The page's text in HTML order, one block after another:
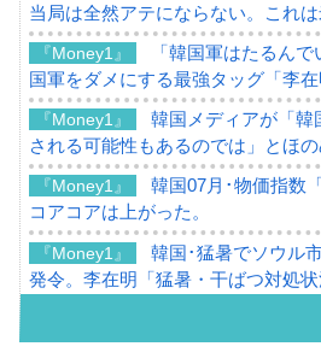
当局は全然アテにならない。これ
『Money1』
「韓国軍はたるん
国軍をダメにする最強タッグ「李在
『Money1』
韓国メディアが「韓
される可能性もあるのでは」とほの
『Money1』
韓国07月･物価指数
コアコアは上がった。
『Money1』
韓国･猛暑でソウル
発令。李在明「猛暑・干ばつ対処状
07月販売台数は去年のほぼ半分「